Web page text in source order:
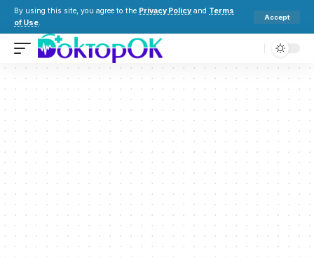
By using this site, you agree to the Privacy Policy and Terms
of Use.
Accept